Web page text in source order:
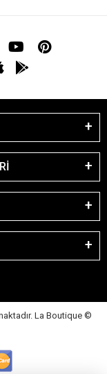
La Boutique ©